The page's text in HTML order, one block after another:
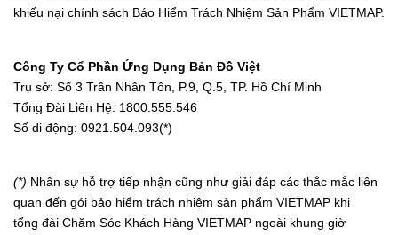
khiếu nại chính sách Báo Hiểm Trách Nhiệm Sản Phẩm VIETMAP.
Công Ty Cổ Phần Ứng Dụng Bản Đồ Việt
Trụ sở: Số 3 Trần Nhân Tôn, P.9, Q.5, TP. Hồ Chí Minh
Tổng Đài Liên Hệ: 1800.555.546
Số di động: 0921.504.093(*)
(*) Nhân sự hỗ trợ tiếp nhận cũng như giải đáp các thắc mắc liên
quan đến gói bảo hiểm trách nhiệm sản phẩm VIETMAP khi
tổng đài Chăm Sóc Khách Hàng VIETMAP ngoài khung giờ